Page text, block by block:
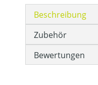
Beschreibung
Zubehör
Bewertungen